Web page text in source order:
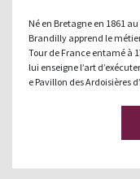
Né en Bretagne en 1861
Brandilly apprend le
Tour de France entamé à
lui enseigne l’art
e Pavillon des Ardoisières